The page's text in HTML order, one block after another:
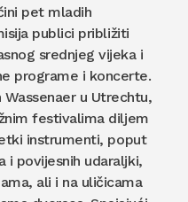
pet mladih
publici približiti
srednjeg vijeka i
programe i koncerte.
u Utrechtu,
festivalima diljem
instrumenti, poput
i povijesnih udaraljki,
ali i na uličicama